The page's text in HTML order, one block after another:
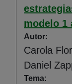
modelo 1
Autor:
Carola
Daniel
Tema: